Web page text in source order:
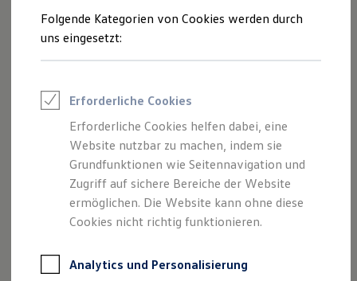
Saisonangebote
Reifenpakete
Leasing
Leasing-Angebote
Elektroauto Leasing
Kleinwagen-Leasing
Leasing ohne Anzahlung
Finanzierung
Autokredit mit Schlussrate
Versicherungen und Garantien
Kfz-Versicherung
Restschuldversicherungen
Garantien
Professional Class bei Volkswagen
Der Polo
Kompakt, wendig und voller Möglichkeiten.
Entdecken Sie den Polo.
Mehr zum Polo erfahren
Folgende Kategorien von Cookies werden durch
uns eingesetzt:
Erforderliche Cookies
Erforderliche Cookies helfen dabei, eine
Website nutzbar zu machen, indem sie
Grundfunktionen wie Seitennavigation und
Zugriff auf sichere Bereiche der Website
ermöglichen. Die Website kann ohne diese
Cookies nicht richtig funktionieren.
Analytics und Personalisierung